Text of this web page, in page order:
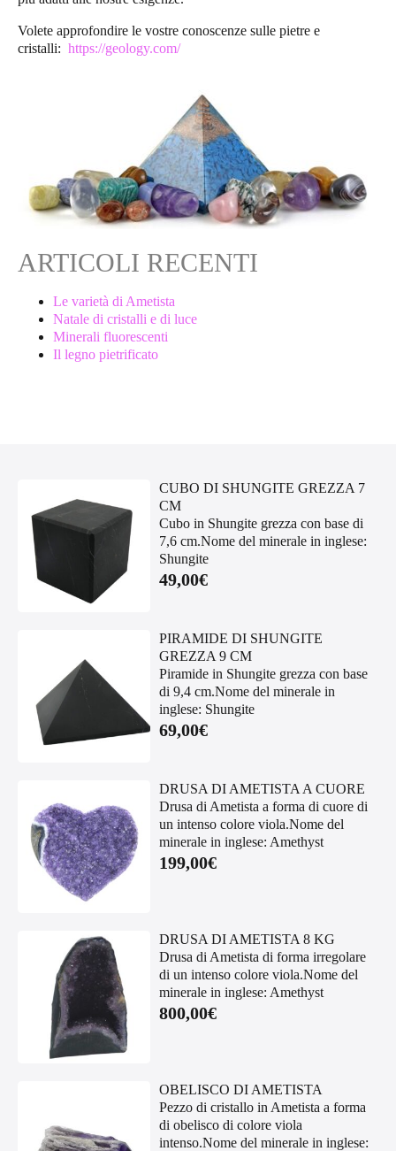
Volete approfondire le vostre conoscenze sulle pietre e
cristalli: https://geology.com/
ARTICOLI RECENTI
Le varietà di Ametista
Natale di cristalli e di luce
Minerali fluorescenti
Il legno pietrificato
CUBO DI SHUNGITE GREZZA 7
CM
Cubo in Shungite grezza con base di
7,6 cm.Nome del minerale in inglese:
Shungite
49,00€
PIRAMIDE DI SHUNGITE
GREZZA 9 CM
Piramide in Shungite grezza con base
di 9,4 cm.Nome del minerale in
inglese: Shungite
69,00€
DRUSA DI AMETISTA A CUORE
Drusa di Ametista a forma di cuore di
un intenso colore viola.Nome del
minerale in inglese: Amethyst
199,00€
DRUSA DI AMETISTA 8 KG
Drusa di Ametista di forma irregolare
di un intenso colore viola.Nome del
minerale in inglese: Amethyst
800,00€
OBELISCO DI AMETISTA
Pezzo di cristallo in Ametista a forma
di obelisco di colore viola
intenso.Nome del minerale in inglese: